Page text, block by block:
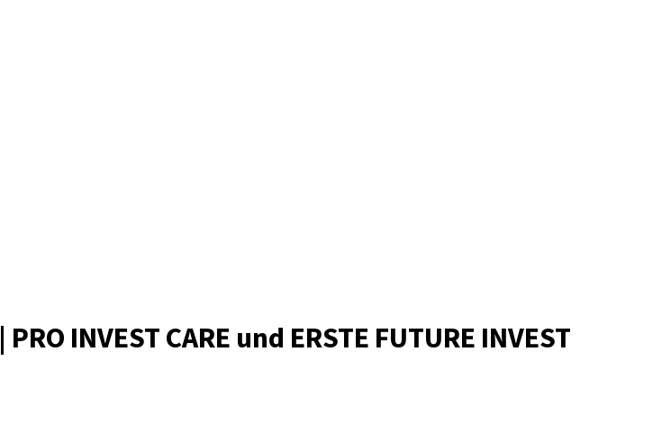
INVEST CARE und ERSTE FUTURE INVEST